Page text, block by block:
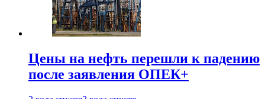
Цены на нефть перешли к падению
после заявления ОПЕК+